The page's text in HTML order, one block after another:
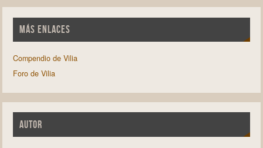
MÁS ENLACES
Compendio de Vilia
Foro de Vilia
AUTOR